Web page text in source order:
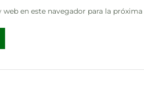
en este navegador para la